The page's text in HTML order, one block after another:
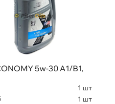
5w-30 A1/B1,
1 шт
1 шт